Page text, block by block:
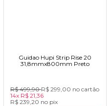
Guidao Hupi Strip Rise 20
31,8mmx800mm Pretoㅤㅤㅤㅤㅤㅤㅤㅤㅤㅤㅤ
R$ 499,90R$ 299,00 no cartão
14x R$ 21,36
R$ 239,20 no pix